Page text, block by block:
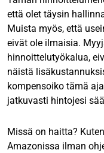
että olet täysin
Muista myös, että
eivät ole ilmaisia.
hinnoittelutyökalua,
näistä
kompensoiko tämä
jatkuvasti hintojesi
Missä on haitta?
Amazonissa ilman